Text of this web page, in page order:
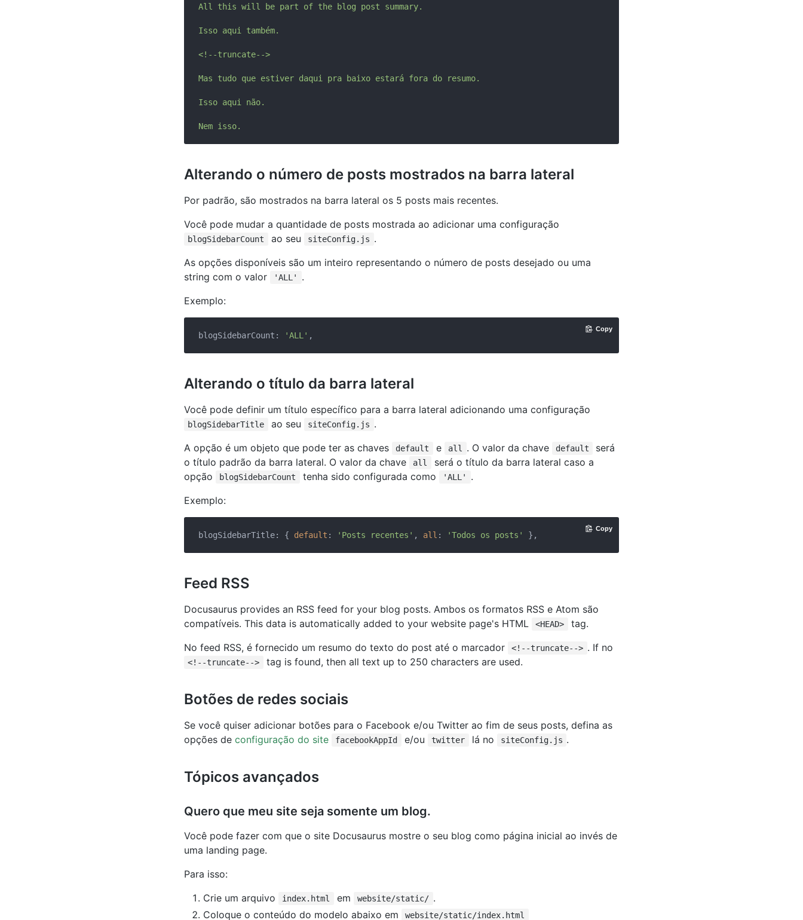
All
this will be part of the blog post summary.
Isso aqui também.
<!--truncate-->
Mas tudo que estiver daqui pra baixo estará fora do resumo.
Isso aqui não.
Nem isso.
Alterando o número de posts mostrados na barra lateral
Por padrão, são mostrados na barra lateral os 5 posts mais recentes.
Você pode mudar a quantidade de posts mostrada ao adicionar uma configuração
blogSidebarCount ao seu siteConfig.js .
As opções disponíveis são um inteiro representando o número de posts desejado ou uma
string com o valor
'ALL'
.
Exemplo:
blogSidebarCount: 'ALL'
Copy
Alterando o título da barra lateral
Você pode definir um título específico para a barra lateral adicionando uma configuração
blogSidebarTitle ao seu siteConfig.js .
A opção é um objeto que pode ter as chaves
default e all . O valor da chave default
será
o título padrão da barra lateral. O valor da chave
all
será o título da barra lateral caso a
opção
blogSidebarCount tenha sido configurada como 'ALL'
.
Exemplo:
blogSidebarTitle: { default : 'Posts recentes' , all : 'Todos os posts'
Copy
Feed RSS
Docusaurus provides an RSS feed for your blog posts. Ambos os formatos RSS e Atom são
compatíveis. This data is automatically added to your website page's HTML
<HEAD>
tag.
No feed RSS, é fornecido um resumo do texto do post até o marcador
<!--truncate--> . If no
<!--truncate--> tag is found, then all text up to 250 characters are used.
Botões de redes sociais
Se você quiser adicionar botões para o Facebook e/ou Twitter ao fim de seus posts, defina as
opções de configuração do site facebookAppId e/ou twitter lá no siteConfig.js .
Tópicos avançados
Quero que meu site seja somente um blog.
Você pode fazer com que o site Docusaurus mostre o seu blog como página inicial ao invés de
uma landing page.
Para isso:
Crie um arquivo
index.html em website/static/ .
Coloque o conteúdo do modelo abaixo em
website/static/index.html